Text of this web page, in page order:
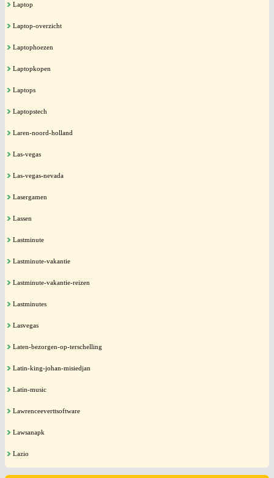
Laptop
Laptop-overzicht
Laptophoezen
Laptopkopen
Laptops
Laptopstech
Laren-noord-holland
Las-vegas
Las-vegas-nevada
Lasergamen
Lassen
Lastminute
Lastminute-vakantie
Lastminute-vakantie-reizen
Lastminutes
Lasvegas
Laten-bezorgen-op-terschelling
Latin-king-johan-misiedjan
Latin-music
Lawrenceeverttsoftware
Lawsanapk
Lazio